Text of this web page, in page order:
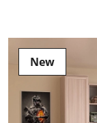
New